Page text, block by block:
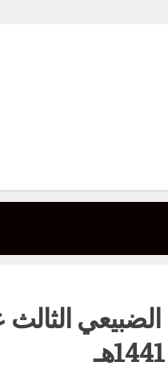
الضبيعي